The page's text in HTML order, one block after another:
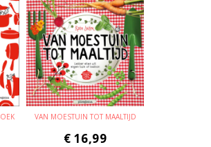
VAN MOESTUIN TOT MAALTIJD
€ 16,99